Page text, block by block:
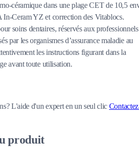
céramique dans une plage CET de 10,5
In-Ceram YZ et correction des Vitablocs.
soins dentaires, réservés aux professionnels
par les organismes d’assurance maladie au
les instructions figurant dans la
avant toute utilisation.
L'aide d'un expert en un seul clic
produit